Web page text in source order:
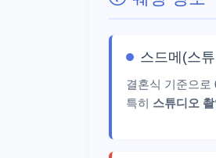
스드메(스
결혼식 기준으로
특히 스튜디오